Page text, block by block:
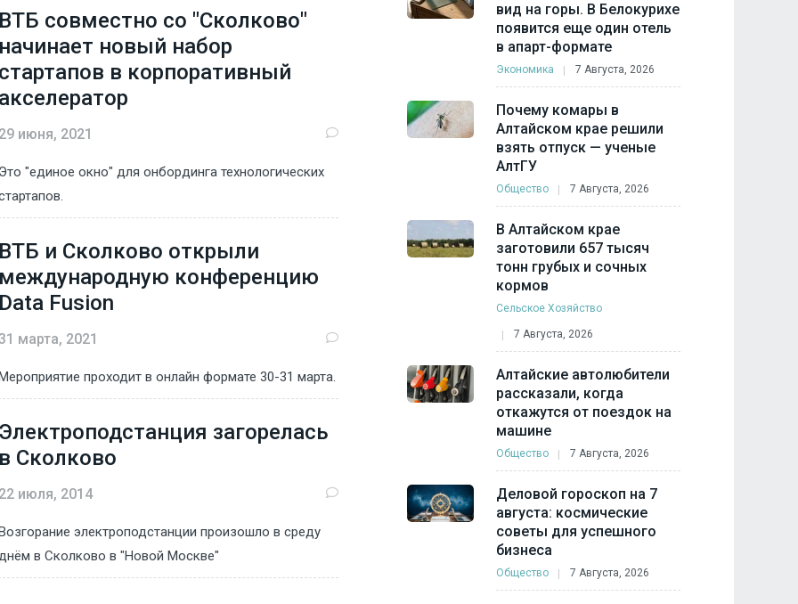
совместно со "Сколково"
новый набор
в корпоративный
июня, 2021
"единое окно" для онбординга технологических
и Сколково открыли
конференцию
Fusion
марта, 2021
проходит в онлайн формате 30-31 марта.
загорелась
Сколково
июля, 2014
электроподстанции произошло в среду
в Сколково в "Новой Москве"
вид на горы. В Белокурихе
появится еще один отель
в апарт-формате
Экономика 7 Августа, 2026
Почему комары в
Алтайском крае решили
взять отпуск — ученые
АлтГУ
Общество 7 Августа, 2026
В Алтайском крае
заготовили 657 тысяч
тонн грубых и сочных
кормов
Сельское Хозяйство
7 Августа, 2026
Алтайские автолюбители
рассказали, когда
откажутся от поездок на
машине
Общество 7 Августа, 2026
Деловой гороскоп на 7
августа: космические
советы для успешного
бизнеса
Общество 7 Августа, 2026